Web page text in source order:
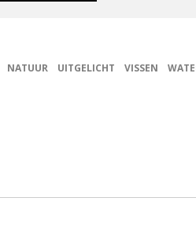
NATUUR UITGELICHT VISSEN